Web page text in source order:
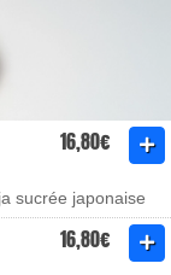
16,80€
sucrée japonaise
16,80€